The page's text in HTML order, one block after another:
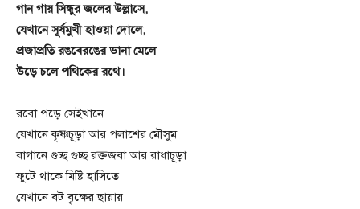
গান গায় সিন্ধুর জলের উল্লাসে,
যেখানে সূর্যমুখী হাওয়া দোলে,
প্রজাপ্রতি রঙবেরঙের ডানা মেলে
উড়ে চলে পথিকের রথে।
রবো পড়ে সেইখানে
যেখানে কৃষ্ণচূড়া আর পলাশের মৌসুম
বাগানে গুচ্ছ গুচ্ছ রক্তজবা আর রাধাচূড়া
ফুটে থাকে মিষ্টি হাসিতে
যেখানে বট বৃক্ষের ছায়ায়